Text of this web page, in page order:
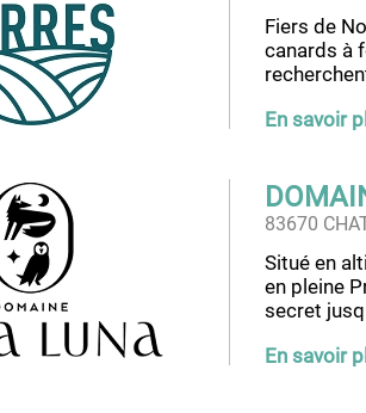
Fiers de
canards à
En savoir
83670
Situé en
en pleine
secret
En savoir